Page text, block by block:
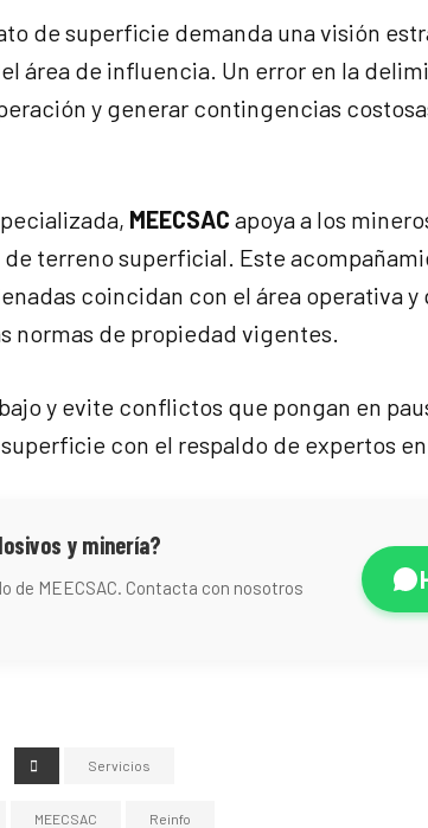
de superficie demanda una visión
área de influencia. Un error en la
y generar contingencias
MEECSAC apoya a los
terreno superficial. Este
coincidan con el área operativa y
normas de propiedad vigentes.
y evite conflictos que pongan en
con el respaldo de expertos
y minería?
de MEECSAC. Contacta con nosotros
Servicios
MEECSAC Reinfo